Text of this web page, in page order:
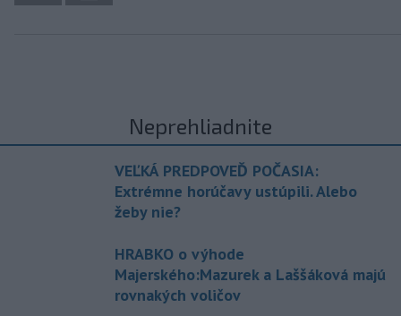
Neprehliadnite
VEĽKÁ PREDPOVEĎ POČASIA:
Extrémne horúčavy ustúpili. Alebo
žeby nie?
HRABKO o výhode
Majerského:Mazurek a Laššáková majú
rovnakých voličov